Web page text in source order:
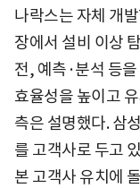
나락스는 자체 개
장에서 설비 이상
전, 예측·분석 등
효율성을 높이고
측은 설명했다. 삼
를 고객사로 두고
본 고객사 유치에